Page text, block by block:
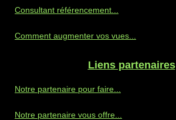
Consultant référencement...
Comment augmenter vos vues...
Liens partenaires
Notre partenaire pour faire...
Notre partenaire vous offre...